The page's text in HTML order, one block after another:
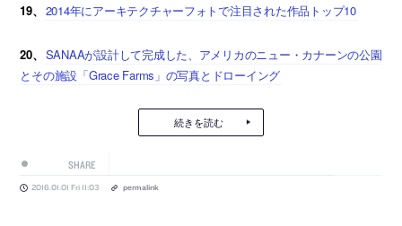
19、 2014年にアーキテクチャーフォトで注目された作品トップ10
20、 SANAAが設計して完成した、アメリカのニュー・カナーンの公園
とその施設「Grace Farms」の写真とドローイング
続きを読む
SHARE
2016.01.01 Fri 11:03 permalink